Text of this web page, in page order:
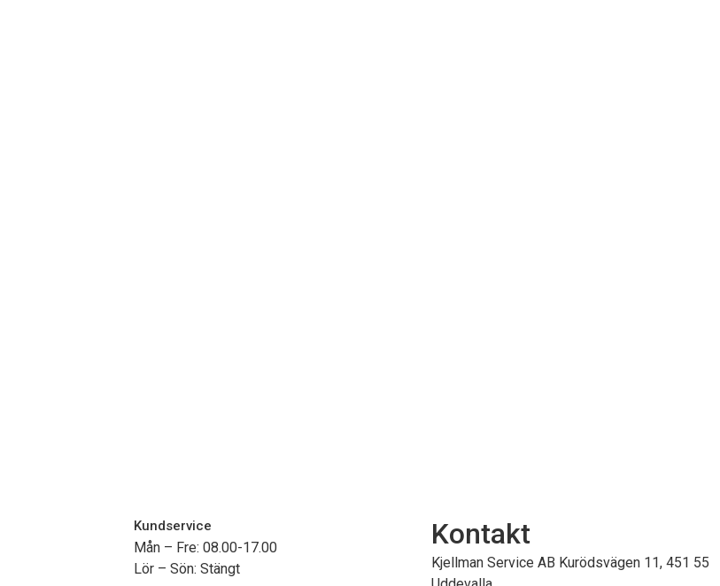
Kundservice
Mån – Fre: 08.00-17.00
Lör – Sön: Stängt
Kontakt
Kjellman Service AB Kurödsvägen 11, 451 55